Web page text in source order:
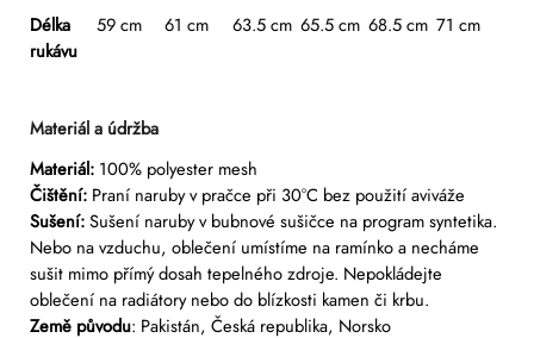
Délka
rukávu
59 cm 61 cm 63.5 cm 65.5 cm 68.5 cm 71 cm
Materiál a údržba
Materiál: 100% polyester mesh
Čištění: Praní naruby v pračce při 30°C bez použití aviváže
Sušení:Sušení naruby v bubnové sušičce na program syntetika.
Nebo na vzduchu, oblečení umístíme na ramínko a necháme
sušit mimo přímý dosah tepelného zdroje. Nepokládejte
oblečení na radiátory nebo do blízkosti kamen či krbu.
Země původu: Pakistán, Česká republika, Norsko